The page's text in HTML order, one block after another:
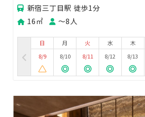
新宿三丁目駅 徒歩1分
16㎡
〜8人
日
8/9
月
8/10
火
8/11
水
8/12
木
8/13